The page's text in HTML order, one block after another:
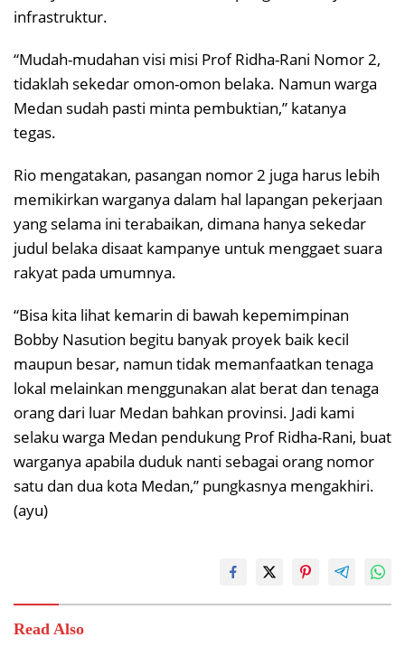
infrastruktur.
“Mudah-mudahan visi misi Prof Ridha-Rani Nomor 2,
tidaklah sekedar omon-omon belaka. Namun warga
Medan sudah pasti minta pembuktian,” katanya
tegas.
Rio mengatakan, pasangan nomor 2 juga harus lebih
memikirkan warganya dalam hal lapangan pekerjaan
yang selama ini terabaikan, dimana hanya sekedar
judul belaka disaat kampanye untuk menggaet suara
rakyat pada umumnya.
“Bisa kita lihat kemarin di bawah kepemimpinan
Bobby Nasution begitu banyak proyek baik kecil
maupun besar, namun tidak memanfaatkan tenaga
lokal melainkan menggunakan alat berat dan tenaga
orang dari luar Medan bahkan provinsi. Jadi kami
selaku warga Medan pendukung Prof Ridha-Rani, buat
warganya apabila duduk nanti sebagai orang nomor
satu dan dua kota Medan,” pungkasnya mengakhiri.
(ayu)
Read Also